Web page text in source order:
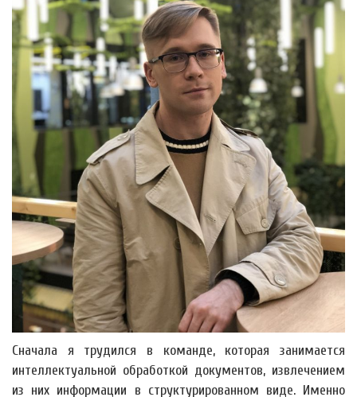
Сначала я трудился в команде, которая занимается
интеллектуальной обработкой документов, извлечением
из них информации в структурированном виде. Именно